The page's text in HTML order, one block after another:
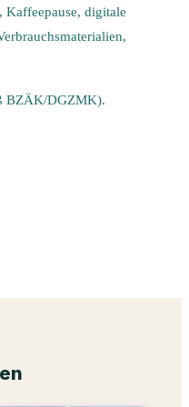
Kaffeepause, digitale
BZÄK/DGZMK).